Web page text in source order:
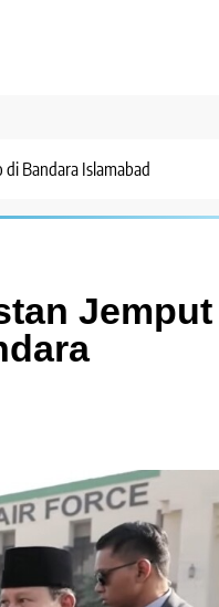
Bandara Islamabad
Jemput